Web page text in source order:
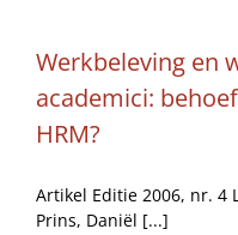
Werkbeleving en
academici:
HRM?
Artikel Editie 2006, nr. 4
Prins, Daniël [...]